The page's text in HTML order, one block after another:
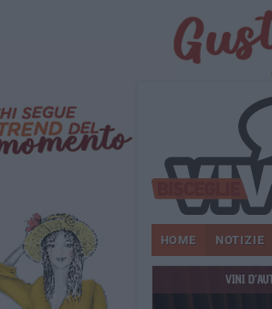
HOME NOTIZIE